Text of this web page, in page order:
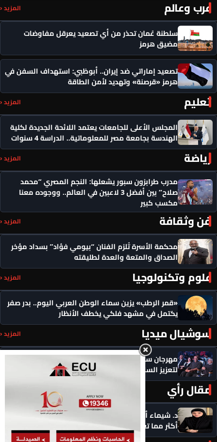
عرب وعالم المزيد ‹
سلطنة عُمان تحذر من أي تصعيد يعرقل مفاوضات
مضيق هرمز
تصعيد إماراتي ضد إيران.. أبوظبي: استهداف السفن في
هرمز «قرصنة» وتهديد لأمن الطاقة
تعليم المزيد ‹
المجلس الأعلى للجامعات يعتمد اللائحة الجديدة لكلية
الهندسة بجامعة مصر للمعلوماتية.. الدراسة 4 سنوات
رياضة المزيد ‹
مدرب طرابزون سبور يشعلها: النجم المصري “محمد
صلاح” بين أفضل 3 لاعبين في العالم.. ووجوده معنا
مكسب كبير
فن وثقافة المزيد ‹
محكمة الأسرة تُلزم الفنان “بيومي فؤاد” بسداد مؤخر
الصداق والمتعة والعدة لطليقته
علوم وتكنولوجيا المزيد ‹
«قمر الرطب» يزين سماء الوطن العربي اليوم.. بدر صفر
يكتمل في مشهد فلكي يخطف الأنظار
سوشيال ميديا المزيد ‹
مهرجان سيمفوني للفنون يكرم رموزاً مؤثرة ويدعو
لتعزيز السلام
مقال رأي
د. شيماء أحمدين تكتب .. حين يعرفك الذكاء الاصطناعي
أكثر مما تعرف نفسك: هل ما زالت اختياراتنا حُرّة؟